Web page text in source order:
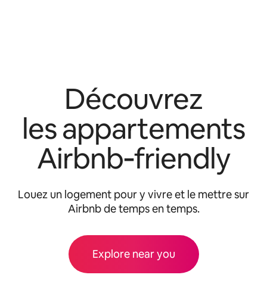
Découvrez
les appartements
Airbnb‑friendly
Louez un logement pour y vivre et le mettre sur
Airbnb de temps en temps.
Explore near you